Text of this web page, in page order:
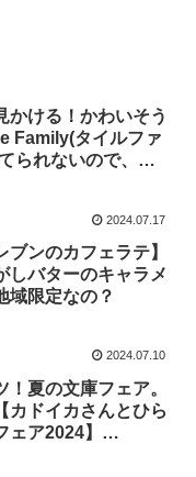
かける！かわいそう
Family(タイルファ
られないので、助
2024.07.17
ブンのカフェラテ】
バターのキャラメ
域限定なの？
2024.07.10
！夏の文庫フェア。
カドイカさんとひら
ェア2024】